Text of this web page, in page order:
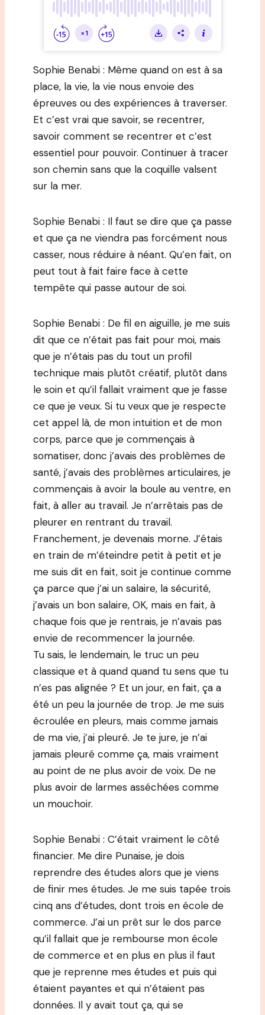
Sophie Benabi : Même quand on est à sa
place, la vie, la vie nous envoie des
épreuves ou des expériences à traverser.
Et c’est vrai que savoir, se recentrer,
savoir comment se recentrer et c’est
essentiel pour pouvoir. Continuer à tracer
son chemin sans que la coquille valsent
sur la mer.
Sophie Benabi : Il faut se dire que ça passe
et que ça ne viendra pas forcément nous
casser, nous réduire à néant. Qu’en fait, on
peut tout à fait faire face à cette
tempête qui passe autour de soi.
Sophie Benabi : De fil en aiguille, je me suis
dit que ce n’était pas fait pour moi, mais
que je n’étais pas du tout un profil
technique mais plutôt créatif, plutôt dans
le soin et qu’il fallait vraiment que je fasse
ce que je veux. Si tu veux que je respecte
cet appel là, de mon intuition et de mon
corps, parce que je commençais à
somatiser, donc j’avais des problèmes de
santé, j’avais des problèmes articulaires, je
commençais à avoir la boule au ventre, en
fait, à aller au travail. Je n’arrêtais pas de
pleurer en rentrant du travail.
Franchement, je devenais morne. J’étais
en train de m’éteindre petit à petit et je
me suis dit en fait, soit je continue comme
ça parce que j’ai un salaire, la sécurité,
j’avais un bon salaire, OK, mais en fait, à
chaque fois que je rentrais, je n’avais pas
envie de recommencer la journée.
Tu sais, le lendemain, le truc un peu
classique et à quand quand tu sens que tu
n’es pas alignée ? Et un jour, en fait, ça a
été un peu la journée de trop. Je me suis
écroulée en pleurs, mais comme jamais
de ma vie, j’ai pleuré. Je te jure, je n’ai
jamais pleuré comme ça, mais vraiment
au point de ne plus avoir de voix. De ne
plus avoir de larmes asséchées comme
un mouchoir.
Sophie Benabi : C’était vraiment le côté
financier. Me dire Punaise, je dois
reprendre des études alors que je viens
de finir mes études. Je me suis tapée trois
cinq ans d’études, dont trois en école de
commerce. J’ai un prêt sur le dos parce
qu’il fallait que je rembourse mon école
de commerce et en plus en plus il faut
que je reprenne mes études et puis qui
étaient payantes et qui n’étaient pas
données. Il y avait tout ça, qui se